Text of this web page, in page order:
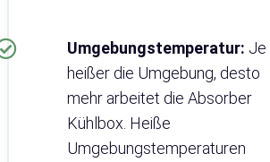
Umgebungstemperatur: Je
heißer die Umgebung, desto
mehr arbeitet die Absorber
Kühlbox. Heiße
Umgebungstemperaturen